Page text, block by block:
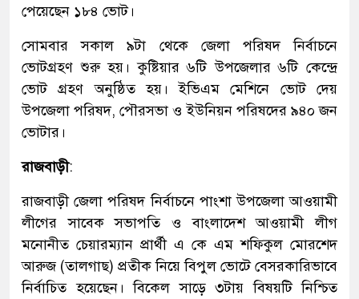
পেয়েছেন ১৮৪ ভোট।
সোমবার সকাল ৯টা থেকে জেলা পরিষদ নির্বাচনে
ভোটগ্রহণ শুরু হয়। কুষ্টিয়ার ৬টি উপজেলার ৬টি কেন্দ্রে
ভোট গ্রহণ অনুষ্ঠিত হয়। ইভিএম মেশিনে ভোট দেয়
উপজেলা পরিষদ, পৌরসভা ও ইউনিয়ন পরিষদের ৯৪০ জন
ভোটার।
রাজবাড়ী:
রাজবাড়ী জেলা পরিষদ নির্বাচনে পাংশা উপজেলা আওয়ামী
লীগের সাবেক সভাপতি ও বাংলাদেশ আওয়ামী লীগ
মনোনীত চেয়ারম্যান প্রার্থী এ কে এম শফিকুল মোরশেদ
আরুজ (তালগাছ) প্রতীক নিয়ে বিপুল ভোটে বেসরকারিভাবে
নির্বাচিত হয়েছেন। বিকেল সাড়ে ৩টায় বিষয়টি নিশ্চিত